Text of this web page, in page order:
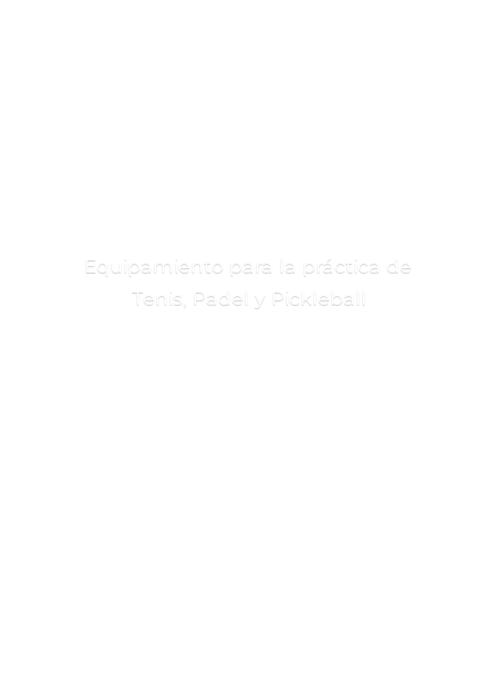
Equipamiento para la práctica de
Tenis, Padel
y Pickleball